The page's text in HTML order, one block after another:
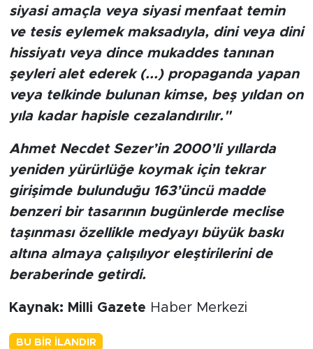
siyasi amaçla veya siyasi menfaat temin
ve tesis eylemek maksadıyla, dini veya dini
hissiyatı veya dince mukaddes tanınan
şeyleri alet ederek (...) propaganda yapan
veya telkinde bulunan kimse, beş yıldan on
yıla kadar hapisle cezalandırılır."
Ahmet Necdet Sezer’in 2000’li yıllarda
yeniden yürürlüğe koymak için tekrar
girişimde bulunduğu 163’üncü madde
benzeri bir tasarının bugünlerde meclise
taşınması özellikle medyayı büyük baskı
altına almaya çalışılıyor eleştirilerini de
beraberinde getirdi.
Kaynak: Milli Gazete Haber Merkezi
BU BIR İLANDIR